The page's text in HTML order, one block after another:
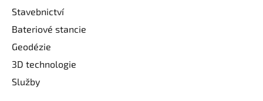
Stavebnictví
Bateriové stancie
Geodézie
3D technologie
Služby